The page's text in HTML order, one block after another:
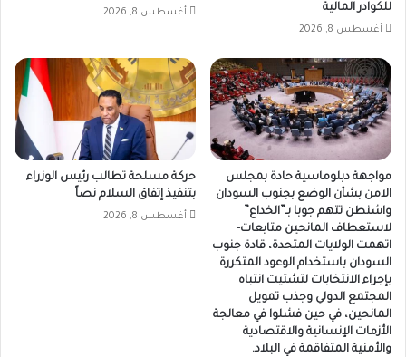
للكوادر المالية
أغسطس 8, 2026
أغسطس 8, 2026
مواجهة دبلوماسية حادة بمجلس
الامن بشأن الوضع بجنوب السودان
واشنطن تتهم جوبا بـ”الخداع”
لاستعطاف المانحين متابعات-
اتهمت الولايات المتحدة، قادة جنوب
السودان باستخدام الوعود المتكررة
بإجراء الانتخابات لتشتيت انتباه
المجتمع الدولي وجذب تمويل
المانحين، في حين فشلوا في معالجة
الأزمات الإنسانية والاقتصادية
والأمنية المتفاقمة في البلاد.
حركة مسلحة تطالب رئيس الوزراء
بتنفيذ إتفاق السلام نصاً
أغسطس 8, 2026